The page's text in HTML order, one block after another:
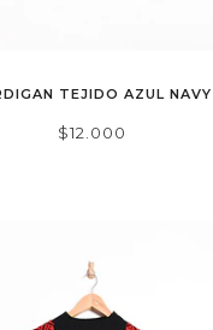
TEJIDO AZUL NAVY
$12.000